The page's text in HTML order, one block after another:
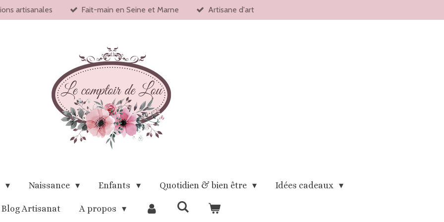
artisanales Fait-main en Seine et Marne Artisane d'art
Naissance Enfants Quotidien & bien être Idées cadeaux
Blog Artisanat A propos